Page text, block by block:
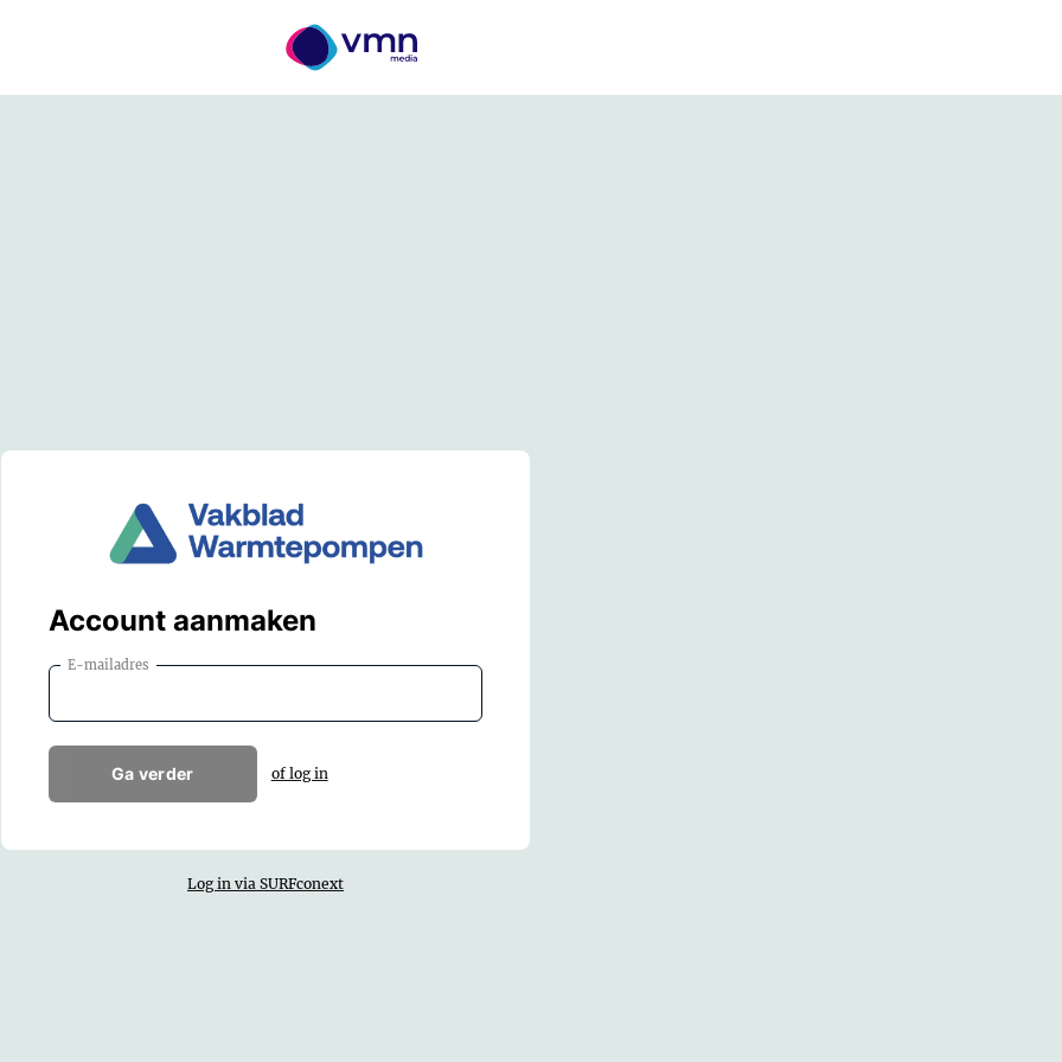
Account aanmaken
E-mailadres
Ga verder of log in
Log in via SURFconext